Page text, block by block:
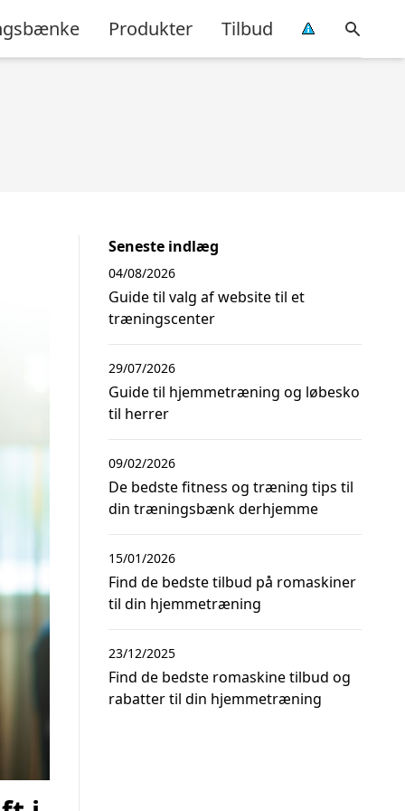
Produkter Tilbud
Seneste indlæg
Guide til valg af website til et
træningscenter
04/08/2026
Guide til hjemmetræning og løbesko
til herrer
29/07/2026
De bedste fitness og træning tips til
din træningsbænk derhjemme
09/02/2026
Find de bedste tilbud på romaskiner
til din hjemmetræning
15/01/2026
Find de bedste romaskine tilbud og
rabatter til din hjemmetræning
23/12/2025